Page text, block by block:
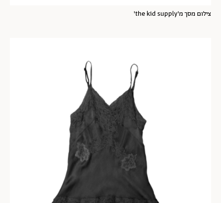
צילום מסך מ'the kid supply'